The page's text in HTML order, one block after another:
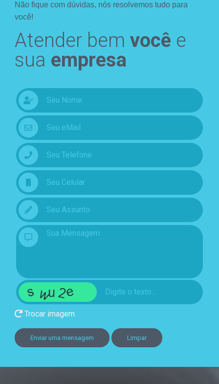
Não fique com dúvidas, nós resolvemos tudo para
você!
Atender bem você e
sua empresa
Trocar imagem
Enviar uma mensagem Limpar